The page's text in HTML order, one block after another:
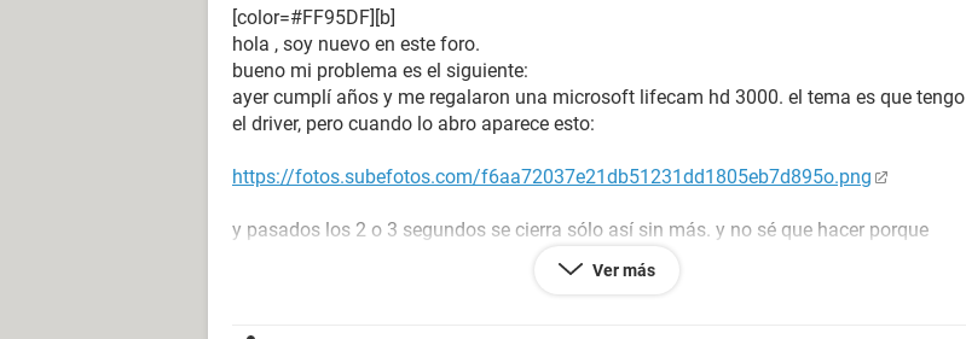
[color=#FF95DF][b]
hola , soy nuevo en este foro.
bueno mi problema es el siguiente:
ayer cumplí años y me regalaron una microsoft lifecam hd 3000. el tema es que tengo
el driver, pero cuando lo abro aparece esto:
https://fotos.subefotos.com/f6aa72037e21db51231dd1805eb7d895o.png
y pasados los 2 o 3 segundos se cierra sólo así sin más. y no sé que hacer porque
Ver más